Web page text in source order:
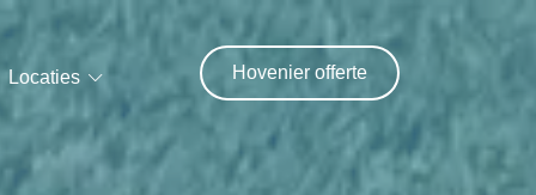
Locaties Hovenier offerte